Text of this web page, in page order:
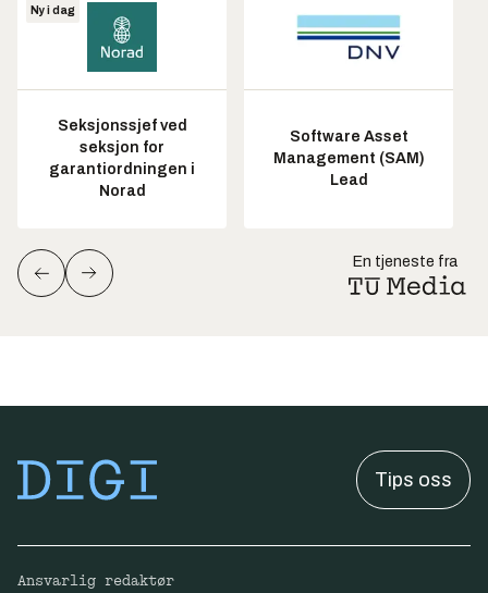
Ny i dag
Seksjonssjef ved
seksjon for
garantiordningen i
Norad
Software Asset
Management (SAM)
Lead
En tjeneste fra
Tips oss
Ansvarlig redaktør